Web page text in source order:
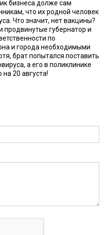
бизнеса долже сам
что их родной человек
Что значит, нет вакцины?
продвинутые губернатор и
по
и города необходимыми
брат попытался поставить
а его в поликлинике
на 20 августа!